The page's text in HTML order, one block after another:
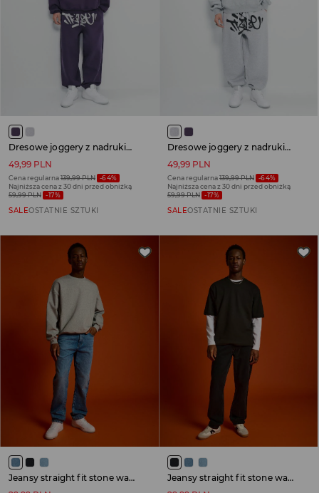
Dresowe joggery z nadrukiem graffiti fioletowe
49,99 PLN
Cena regularna139,99 PLN -64%
Najniższa cena z 30 dni przed obniżką
59,99 PLN -17%
SALEOSTATNIE SZTUKI
Dresowe joggery z nadrukiem graffiti szare
49,99 PLN
Cena regularna139,99 PLN -64%
Najniższa cena z 30 dni przed obniżką
59,99 PLN -17%
SALEOSTATNIE SZTUKI
Jeansy straight fit stone wash niebieskie
Jeansy straight fit stone wash czarne